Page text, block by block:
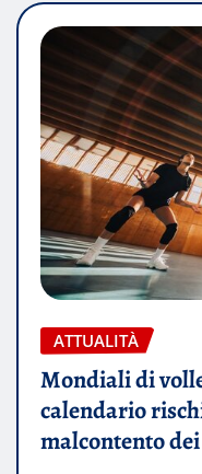
ATTUALITÀ
Mondiali di
calendario
malcontento